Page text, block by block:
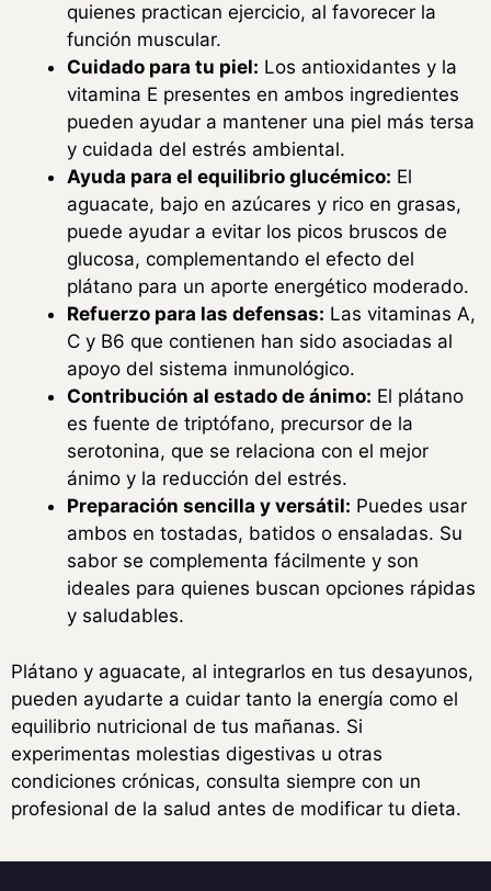
quienes practican ejercicio, al favorecer la
función muscular.
Cuidado para tu piel: Los antioxidantes y la
vitamina E presentes en ambos ingredientes
pueden ayudar a mantener una piel más tersa
y cuidada del estrés ambiental.
Ayuda para el equilibrio glucémico: El
aguacate, bajo en azúcares y rico en grasas,
puede ayudar a evitar los picos bruscos de
glucosa, complementando el efecto del
plátano para un aporte energético moderado.
Refuerzo para las defensas: Las vitaminas A,
C y B6 que contienen han sido asociadas al
apoyo del sistema inmunológico.
Contribución al estado de ánimo: El plátano
es fuente de triptófano, precursor de la
serotonina, que se relaciona con el mejor
ánimo y la reducción del estrés.
Preparación sencilla y versátil: Puedes usar
ambos en tostadas, batidos o ensaladas. Su
sabor se complementa fácilmente y son
ideales para quienes buscan opciones rápidas
y saludables.
Plátano y aguacate, al integrarlos en tus desayunos,
pueden ayudarte a cuidar tanto la energía como el
equilibrio nutricional de tus mañanas. Si
experimentas molestias digestivas u otras
condiciones crónicas, consulta siempre con un
profesional de la salud antes de modificar tu dieta.